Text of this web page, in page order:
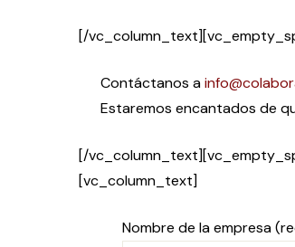
[/
Contáctanos a
Estaremos encantados de
[/
[vc_column_text]
Nombre de la empresa